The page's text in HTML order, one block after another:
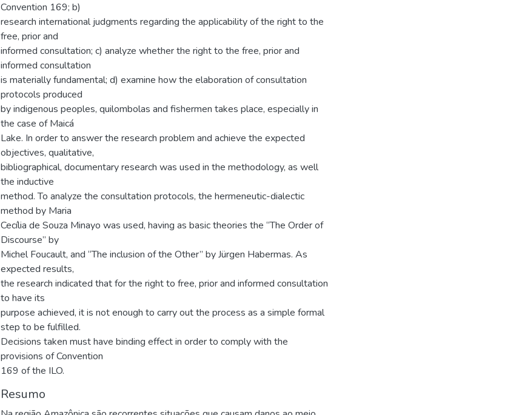
Convention 169; b)
research international judgments regarding the applicability of the right to the
free, prior and
informed consultation; c) analyze whether the right to the free, prior and
informed consultation
is materially fundamental; d) examine how the elaboration of consultation
protocols produced
by indigenous peoples, quilombolas and fishermen takes place, especially in
the case of Maicá
Lake. In order to answer the research problem and achieve the expected
objectives, qualitative,
bibliographical, documentary research was used in the methodology, as well
the inductive
method. To analyze the consultation protocols, the hermeneutic-dialectic
method by Maria
Cecília de Souza Minayo was used, having as basic theories the “The Order of
Discourse” by
Michel Foucault, and “The inclusion of the Other” by Jürgen Habermas. As
expected results,
the research indicated that for the right to free, prior and informed consultation
to have its
purpose achieved, it is not enough to carry out the process as a simple formal
step to be fulfilled.
Decisions taken must have binding effect in order to comply with the
provisions of Convention
169 of the ILO.
Resumo